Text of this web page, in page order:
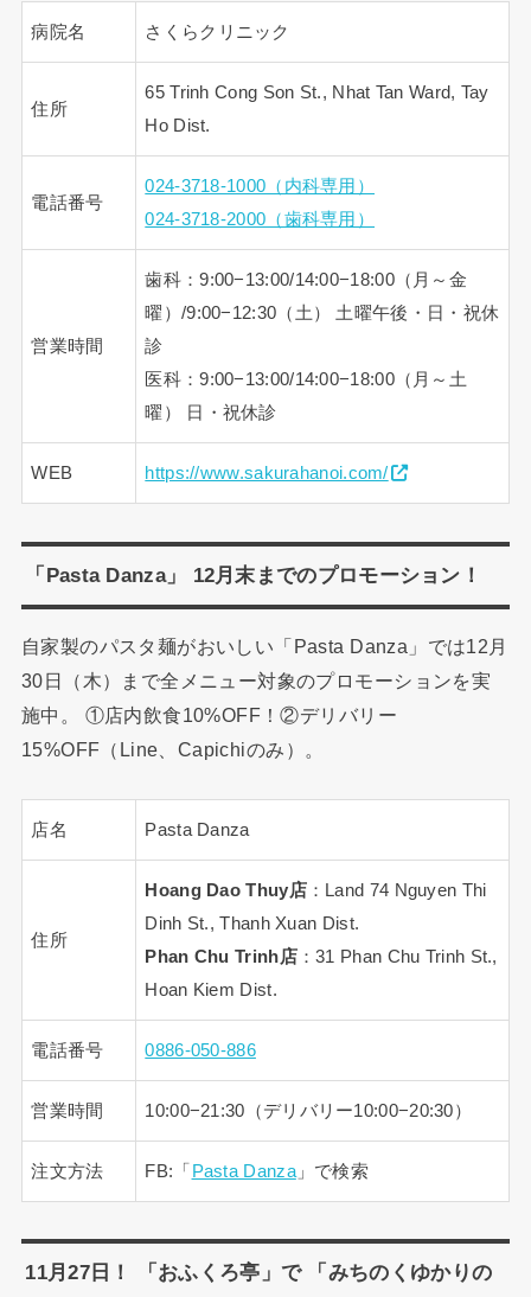
病院名 さくらクリニック
住所
65 Trinh Cong Son St., Nhat Tan Ward, Tay
Ho Dist.
電話番号
024-3718-1000（内科専用）
024-3718-2000（歯科専用）
営業時間
歯科：9:00−13:00/14:00−18:00（月～金
曜）/9:00−12:30（土） 土曜午後・日・祝休
診
医科：9:00−13:00/14:00−18:00（月～土
曜） 日・祝休診
WEB https://www.sakurahanoi.com/
「Pasta Danza」 12月末までのプロモーション！
自家製のパスタ麺がおいしい「Pasta Danza」では12月
30日（木）まで全メニュー対象のプロモーションを実
施中。 ①店内飲食10%OFF！②デリバリー
15%OFF（Line、Capichiのみ）。
店名 Pasta Danza
住所
Hoang Dao Thuy店：Land 74 Nguyen Thi
Dinh St., Thanh Xuan Dist.
Phan Chu Trinh店：31 Phan Chu Trinh St.,
Hoan Kiem Dist.
電話番号 0886-050-886
営業時間 10:00−21:30（デリバリー10:00−20:30）
注文方法 FB:「Pasta Danza」で検索
11月27日！ 「おふくろ亭」で 「みちのくゆかりの